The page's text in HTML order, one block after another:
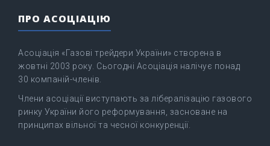
ПРО АСОЦІАЦІЮ
Асоціація «Газові трейдери України» створена в
жовтні 2003 року. Сьогодні Асоціація налічує понад
30 компаній-членів.
Члени асоціації виступають за лібералізацію газового
ринку України його реформування, засноване на
принципах вільної та чесної конкуренції.